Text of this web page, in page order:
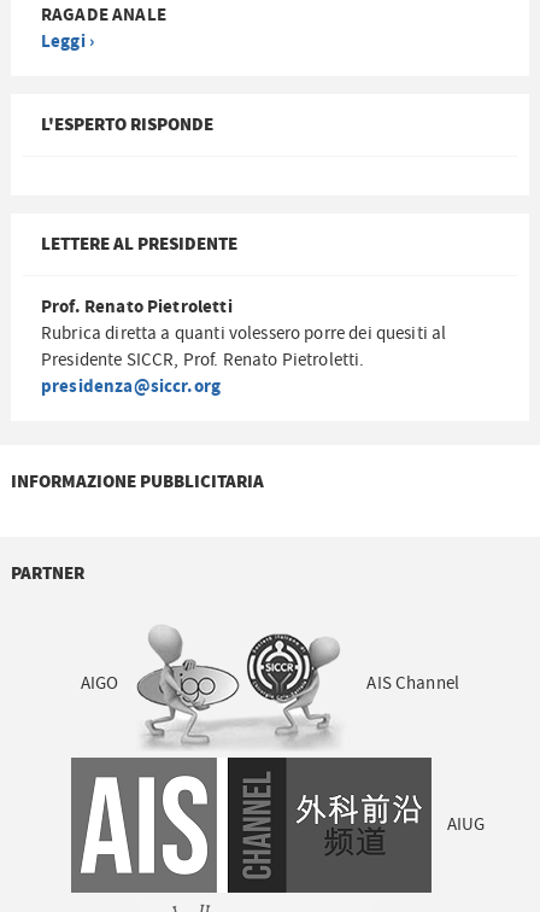
RAGADE ANALE
Leggi ›
L'ESPERTO RISPONDE
LETTERE AL PRESIDENTE
Prof. Renato Pietroletti
Rubrica diretta a quanti volessero porre dei quesiti al
Presidente SICCR, Prof. Renato Pietroletti.
presidenza@siccr.org
INFORMAZIONE PUBBLICITARIA
PARTNER
AIGO AIS Channel
AIUG